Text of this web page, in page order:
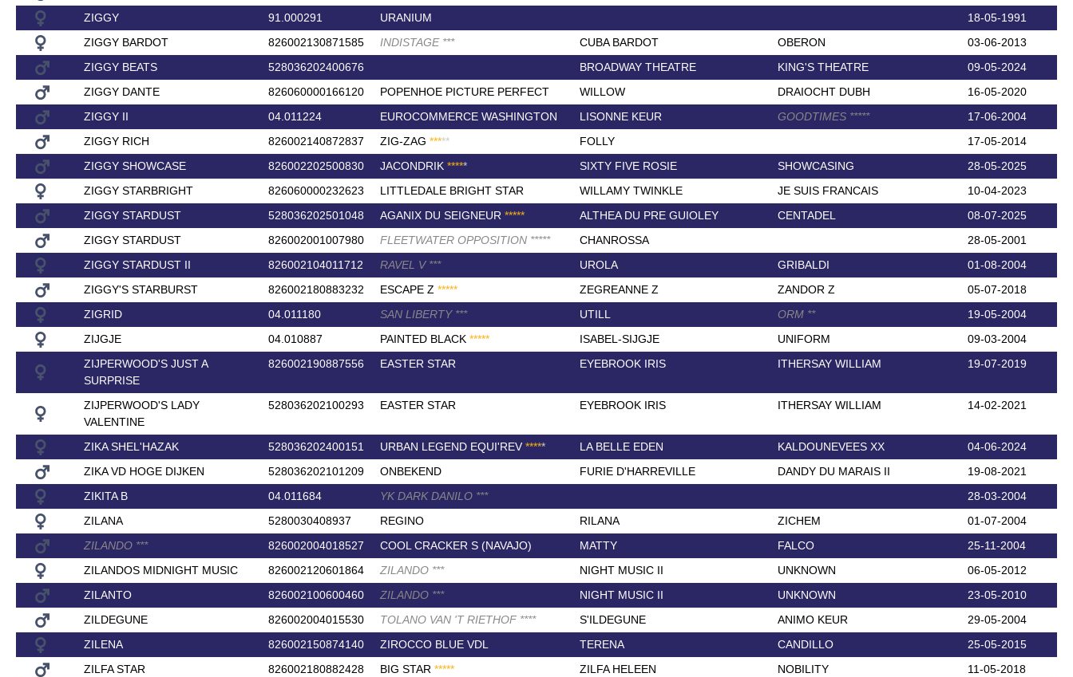
ZIGGY
91.000291 URANIUM
18-05-1991
ZIGGY BARDOT
826002130871585 INDISTAGE *** CUBA BARDOT OBERON
03-06-2013
ZIGGY BEATS
528036202400676 BROADWAY THEATRE KING'S THEATRE
09-05-2024
ZIGGY DANTE
826060000166120 POPENHOE PICTURE PERFECT WILLOW DRAIOCHT DUBH
16-05-2020
ZIGGY II
04.011224 EUROCOMMERCE WASHINGTON LISONNE KEUR GOODTIMES *****
17-06-2004
ZIGGY RICH
826002140872837 ZIG-ZAG ***** FOLLY
17-05-2014
ZIGGY SHOWCASE
826002202500830 JACONDRIK ***** SIXTY FIVE ROSIE SHOWCASING
28-05-2025
ZIGGY STARBRIGHT
826060000232623 LITTLEDALE BRIGHT STAR WILLAMY TWINKLE JE SUIS FRANCAIS
10-04-2023
ZIGGY STARDUST
528036202501048 AGANIX DU SEIGNEUR ***** ALTHEA DU PRE GUIOLEY CENTADEL
08-07-2025
ZIGGY STARDUST
826002001007980 FLEETWATER OPPOSITION ***** CHANROSSA
28-05-2001
ZIGGY STARDUST II
826002104011712 RAVEL V *** UROLA GRIBALDI
01-08-2004
ZIGGY'S STARBURST
826002180883232 ESCAPE Z ***** ZEGREANNE Z ZANDOR Z
05-07-2018
ZIGRID
04.011180 SAN LIBERTY *** UTILL ORM **
19-05-2004
ZIJGJE
04.010887 PAINTED BLACK ***** ISABEL-SIJGJE UNIFORM
09-03-2004
ZIJPERWOOD'S JUST A
SURPRISE
826002190887556 EASTER STAR EYEBROOK IRIS ITHERSAY WILLIAM 19-07-2019
ZIJPERWOOD'S LADY
VALENTINE
528036202100293 EASTER STAR EYEBROOK IRIS ITHERSAY WILLIAM 14-02-2021
ZIKA SHEL'HAZAK 528036202400151 URBAN LEGEND EQUI'REV ***** LA BELLE EDEN KALDOUNEVEES XX
04-06-2024
ZIKA VD HOGE DIJKEN
528036202101209 ONBEKEND FURIE D'HARREVILLE DANDY DU MARAIS II
19-08-2021
ZIKITA B
04.011684 YK DARK DANILO ***
28-03-2004
ZILANA
5280030408937 REGINO RILANA ZICHEM
01-07-2004
ZILANDO *** 826002004018527 COOL CRACKER S (NAVAJO) MATTY FALCO
25-11-2004
ZILANDOS MIDNIGHT MUSIC
826002120601864 ZILANDO *** NIGHT MUSIC II UNKNOWN
06-05-2012
ZILANTO
826002100600460 ZILANDO *** NIGHT MUSIC II UNKNOWN
23-05-2010
ZILDEGUNE
826002004015530 TOLANO VAN 'T RIETHOF **** S'ILDEGUNE ANIMO KEUR
29-05-2004
ZILENA
826002150874140 ZIROCCO BLUE VDL TERENA CANDILLO
25-05-2015
ZILFA STAR
826002180882428 BIG STAR ***** ZILFA HELEEN NOBILITY
11-05-2018